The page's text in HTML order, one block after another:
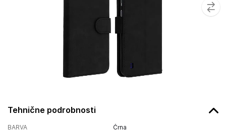
Tehnične podrobnosti
BARVA
Črna